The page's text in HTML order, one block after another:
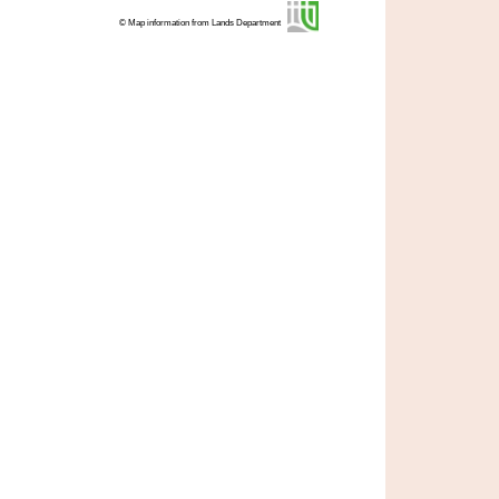
© Map information from Lands Department